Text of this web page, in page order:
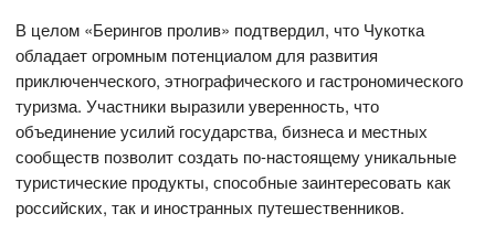
В целом «Берингов пролив» подтвердил, что Чукотка
обладает огромным потенциалом для развития
приключенческого, этнографического и гастрономического
туризма. Участники выразили уверенность, что
объединение усилий государства, бизнеса и местных
сообществ позволит создать по-настоящему уникальные
туристические продукты, способные заинтересовать как
российских, так и иностранных путешественников.